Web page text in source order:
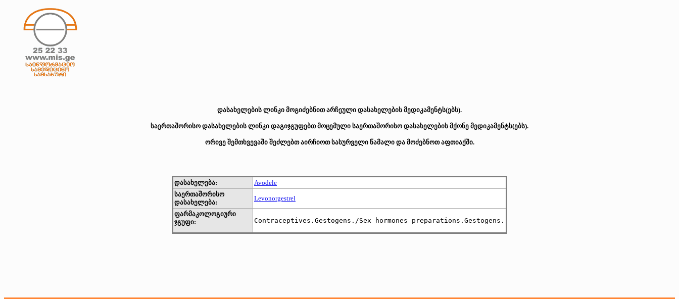
დასახელების ლინკი მოგიძებნით არჩეული დასახელების მედიკამენტს(ებს).
საერთაშორისო დასახელების ლინკი დაგიჯგუფებთ მოცემული საერთაშორისო დასახელების მქონე მედიკამენტს(ებს).
ორივე შემთხვევაში შეძლებთ აირჩიოთ სასურველი წამალი და მოძებნოთ აფთიაქში.
დასახელება:
Avodele
საერთაშორისო
დასახელება:
Levonorgestrel
ფარმაკოლოგიური
ჯგუფი:
Contraceptives.Gestogens./Sex hormones preparations.Gestogens.